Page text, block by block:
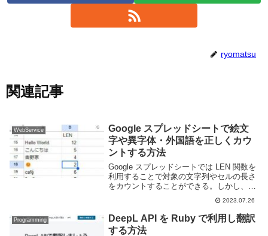
ryomatsu
関連記事
WebService
Google スプレッドシートで絵文
字や異字体・外国語を正しくカウ
ントする方法
Google スプレッドシートでは LEN 関数を
利用することで対象の文字列やセルの長さ
をカウントすることができる。しかし、一
部の文字は正常に数えることができない。
例えば「𠮷野家」の「𠮷」のような異字体
や絵文字、タイ文字やハングルなどは見
た...
2023.07.26
Programming
DeepL API を Ruby で利用し翻訳
する方法